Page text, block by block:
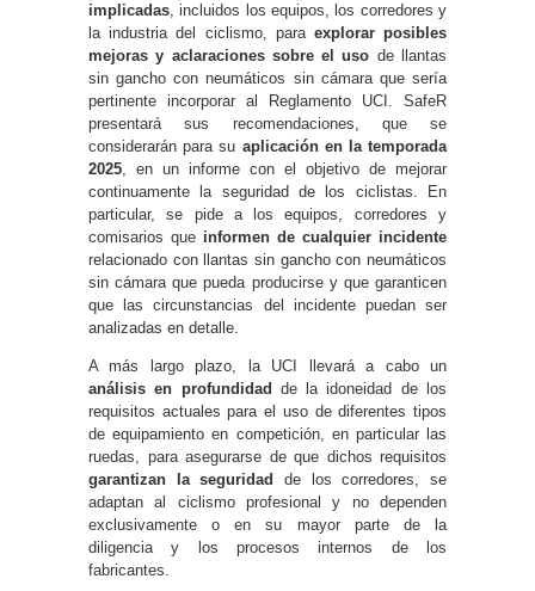
implicadas, incluidos los equipos, los corredores y
la industria del ciclismo, para explorar posibles
mejoras y aclaraciones sobre el uso de llantas
sin gancho con neumáticos sin cámara que sería
pertinente incorporar al Reglamento UCI. SafeR
presentará sus recomendaciones, que se
considerarán para su aplicación en la temporada
2025, en un informe con el objetivo de mejorar
continuamente la seguridad de los ciclistas. En
particular, se pide a los equipos, corredores y
comisarios que informen de cualquier incidente
relacionado con llantas sin gancho con neumáticos
sin cámara que pueda producirse y que garanticen
que las circunstancias del incidente puedan ser
analizadas en detalle.
A más largo plazo, la UCI llevará a cabo un
análisis en profundidad de la idoneidad de los
requisitos actuales para el uso de diferentes tipos
de equipamiento en competición, en particular las
ruedas, para asegurarse de que dichos requisitos
garantizan la seguridad
de los corredores, se
adaptan al ciclismo profesional y no dependen
exclusivamente o en su mayor parte de la
diligencia y los procesos internos de los
fabricantes.